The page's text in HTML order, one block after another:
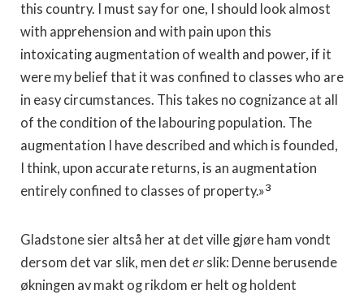
this coun­try. I must say for one, I should look almost
with apprehension and with pain upon this
intoxicating augmentation of wealth and power, if it
were my belief that it was confined to classes who are
in easy circumstances. This takes no cognizance at all
of the condition of the labouring population. The
augmentation I have described and which is founded,
I think, upon accurate returns, is an augmentation
entirely confined to classes of property.»3
Gladstone sier altså her at det ville gjøre ham vondt
dersom det var slik, men det er slik: Denne berusende
økningen av makt og rikdom er helt og holdent